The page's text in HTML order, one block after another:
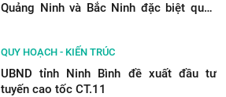
Quảng Ninh và Bắc Ninh đặc biệt quan
QUY HOẠCH - KIẾN TRÚC
UBND tỉnh Ninh Bình đề xuất đầu tư
tuyến cao tốc CT.11